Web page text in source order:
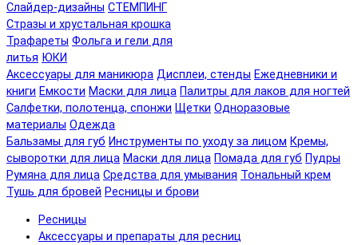
Слайдер-дизайны СТЕМПИНГ
Стразы и хрустальная крошка
Трафареты Фольга и гели для
литья ЮКИ
Аксессуары для маникюра Дисплеи, стенды Ежедневники и
книги Емкости Маски для лица Палитры для лаков для ногтей
Салфетки, полотенца, спонжи Щетки Одноразовые
материалы Одежда
Бальзамы для губ Инструменты по уходу за лицом Кремы,
сыворотки для лица Маски для лица Помада для губ Пудры
Румяна для лица Средства для умывания Тональный крем
Тушь для бровей Ресницы и брови
Ресницы
Аксессуары и препараты для ресниц